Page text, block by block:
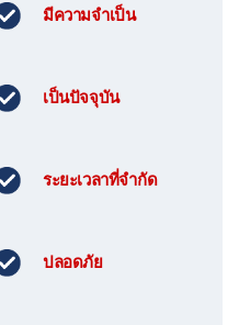
มีความจำเป็น
เป็นปัจจุบัน
ระยะเวลาที่จำกัด
ปลอดภัย